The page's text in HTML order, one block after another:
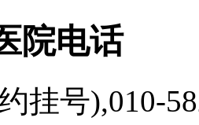
院电话
挂号),010-